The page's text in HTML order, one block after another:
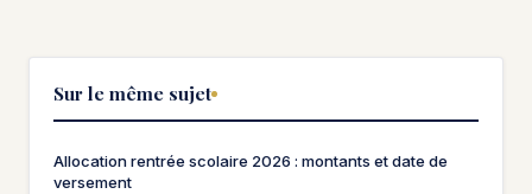
Sur le même sujet
Allocation rentrée scolaire 2026 : montants et date de
versement